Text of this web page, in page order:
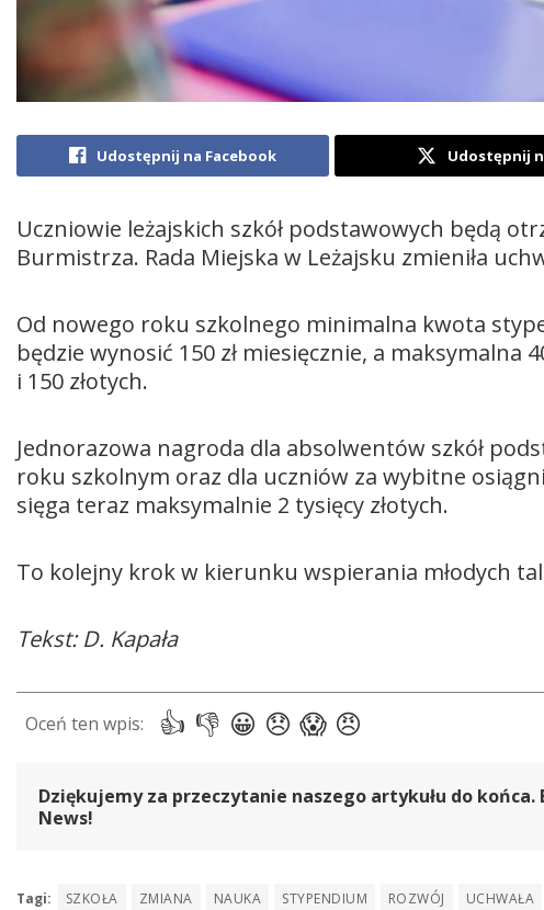
Udostępnij na Facebook Udostępnij
Uczniowie leżajskich szkół podstawowych będą
Burmistrza. Rada Miejska w Leżajsku zmieniła
Od nowego roku szkolnego minimalna kwota
będzie wynosić 150 zł miesięcznie, a maksymalna
i 150 złotych.
Jednorazowa nagroda dla absolwentów szkół
roku szkolnym oraz dla uczniów za wybitne
sięga teraz maksymalnie 2 tysięcy złotych.
To kolejny krok w kierunku wspierania młodych
Tekst: D. Kapała
Dziękujemy za przeczytanie naszego artykułu do końca.
News!
Tagi: SZKOŁA ZMIANA NAUKA STYPENDIUM ROZWÓJ UCHWAŁA